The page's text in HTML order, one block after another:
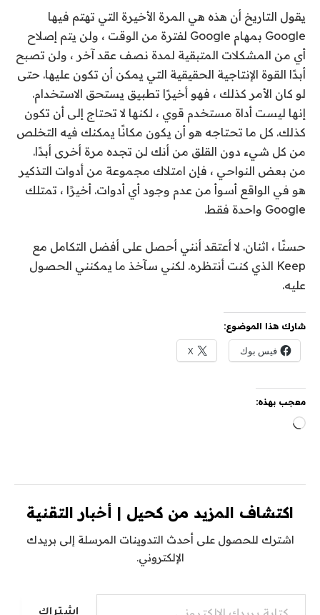
يقول التاريخ أن هذه هي المرة الأخيرة التي تهتم فيها
Google بمهام Google لفترة من الوقت ، ولن يتم إصلاح
أي من المشكلات المتبقية لمدة نصف عقد آخر ، ولن تصبح
أبدًا القوة الإنتاجية الحقيقية التي يمكن أن تكون عليها. حتى
لو كان الأمر كذلك ، فهو أخيرًا تطبيق يستحق الاستخدام.
إنها ليست أداة مستخدم قوي ، لكنها لا تحتاج إلى أن تكون
كذلك. كل ما تحتاجه هو أن يكون مكانًا يمكنك فيه التخلص
من كل شيء دون القلق من أنك لن تجده مرة أخرى أبدًا.
من بعض النواحي ، فإن امتلاك مجموعة من أدوات التذكير
هو في الواقع أسوأ من عدم وجود أي أدوات. أخيرًا ، تمتلك
Google واحدة فقط.
حسنًا ، اثنان. لا أعتقد أنني أحصل على أفضل التكامل مع
Keep الذي كنت أنتظره. لكني سآخذ ما يمكنني الحصول
عليه.
شارك هذا الموضوع:
فيس بوك X
معجب بهذه:
جاري
اكتشاف المزيد من كحيل | أخبار التقنية
اشترك للحصول على أحدث التدوينات المرسلة إلى بريدك
الإلكتروني.
كتابة بريدك الإلكتروني...